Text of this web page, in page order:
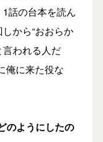
話の台本を読ん
から“おおらか
われる人だ
俺に来た役な
のようにしたの